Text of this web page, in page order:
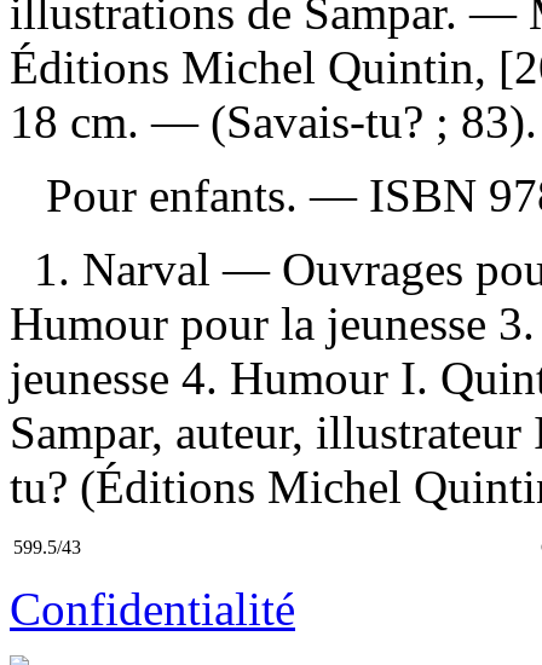
illustrations de Sampar. —
Éditions Michel Quintin,
18 cm. — (Savais-tu? ; 83).
Pour enfants. — ISBN
1. Narval — Ouvrages
Humour pour la jeunesse
jeunesse 4. Humour I.
Sampar, auteur,
tu? (Éditions Michel
599.5/43
Confidentialité